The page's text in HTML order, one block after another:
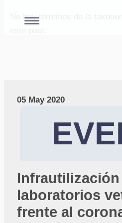
No hay términos de la
05 May 2020
laboratorios
frente al